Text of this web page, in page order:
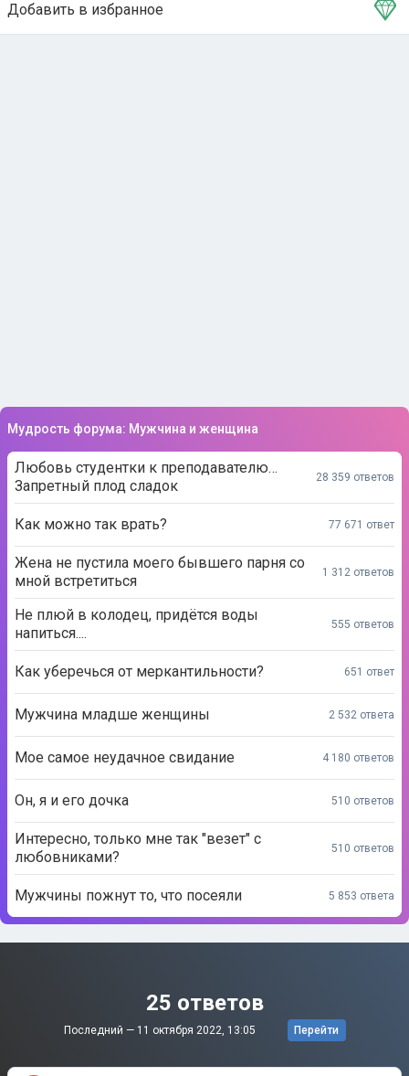
Добавить в избранное
Тема в избранном
Мудрость форума: Мужчина и женщина
Любовь студентки к преподавателю…
Запретный плод сладок
28 359 ответов
Как можно так врать? 77 671 ответ
Жена не пустила моего бывшего парня со
мной встретиться
1 312 ответов
Не плюй в колодец, придётся воды
напиться....
555 ответов
Как уберечься от меркантильности? 651 ответ
Мужчина младше женщины 2 532 ответа
Мое самое неудачное свидание 4 180 ответов
Он, я и его дочка 510 ответов
Интересно, только мне так "везет" с
любовниками?
510 ответов
Мужчины пожнут то, что посеяли 5 853 ответа
25 ответов
Последний — 11 октября 2022, 13:05 Перейти